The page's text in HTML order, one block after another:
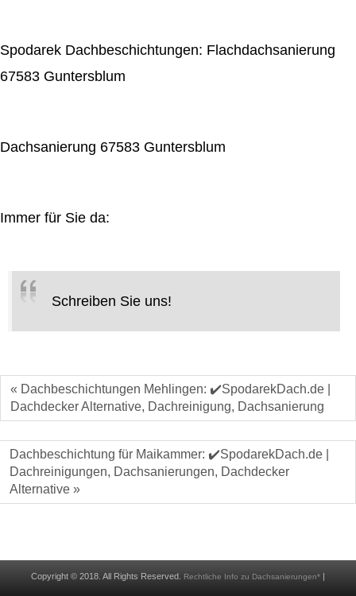
Spodarek Dachbeschichtungen: Flachdachsanierung
67583 Guntersblum
Dachsanierung 67583 Guntersblum
Immer für Sie da:
Schreiben Sie uns!
« Dachbeschichtungen Mehlingen: ✔️SpodarekDach.de |
Dachdecker Alternative, Dachreinigung, Dachsanierung
Dachbeschichtung für Maikammer: ✔️SpodarekDach.de |
Dachreinigungen, Dachsanierungen, Dachdecker
Alternative »
Copyright © 2018. All Rights Reserved. Rechtliche Info zu Dachsanierungen*